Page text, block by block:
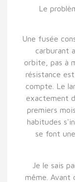
Le
Une fusée
carburant
orbite, pas à
résistance
compte. Le
exactement
premiers
habitudes
se font
Je le sais
même. Avant